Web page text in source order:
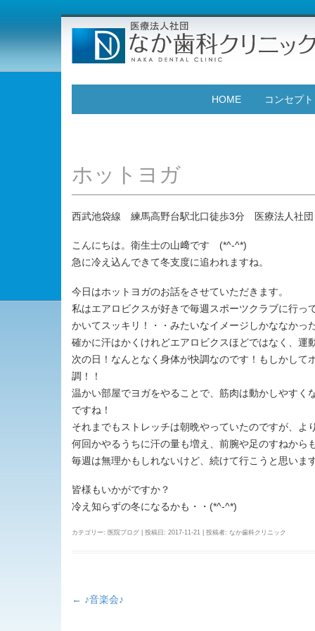
HOME コンセプト
ホットヨガ
西武池袋線 練馬高野台駅北口徒歩3分 医療法人社
こんにちは。衛生士の山﨑です (*^-^*)
急に冷え込んできて冬支度に追われますね。
今日はホットヨガのお話をさせていただきます。
私はエアロビクスが好きで毎週スポーツクラブに行
かいてスッキリ！・・みたいなイメージしかななかっ
確かに汗はかくけれどエアロビクスほどではなく、運
次の日！なんとなく身体が快調なのです！もしかし
調！！
温かい部屋でヨガをやることで、筋肉は動かしやす
ですね！
それまでもストレッチは朝晩やっていたのですが、よ
何回かやるうちに汗の量も増え、前腕や足のすねから
毎週は無理かもしれないけど、続けて行こうと思います
皆様もいかがですか？
冷え知らずの冬になるかも・・(*^-^*)
カテゴリー: 医院ブログ | 投稿日: 2017-11-21 投稿者: なか歯科クリニック
← ♪音楽会♪